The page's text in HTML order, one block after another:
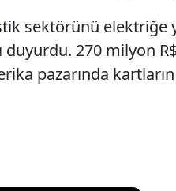
sektörünü elektriğe
270 milyon
pazarında